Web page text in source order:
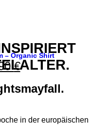
– Organic Shirt
€
in der europäischen